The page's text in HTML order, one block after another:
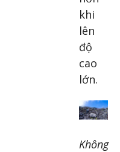
khi
lên
độ
cao
lớn.
Không